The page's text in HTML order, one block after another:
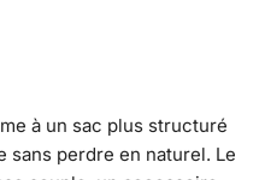
à un sac plus structuré
sans perdre en naturel. Le